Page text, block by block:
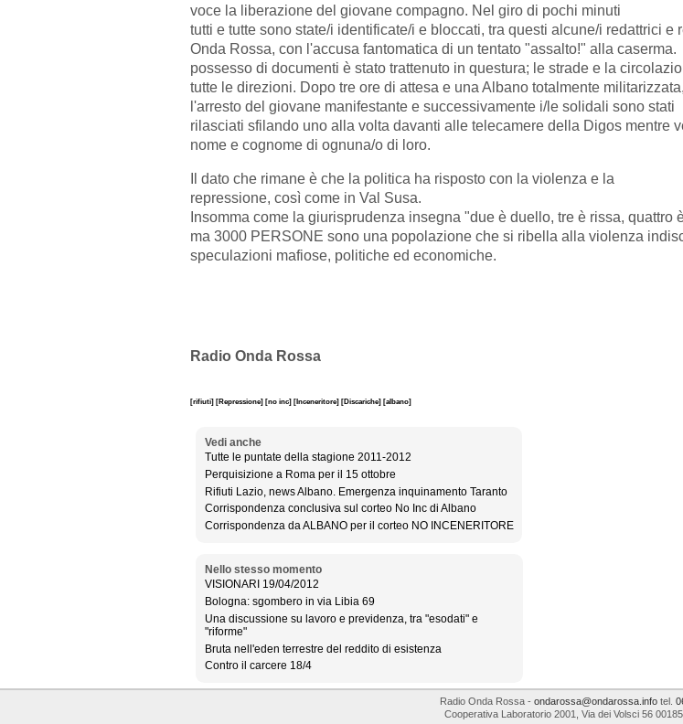
voce la liberazione del giovane compagno. Nel giro di pochi minuti
tutti e tutte sono state/i identificate/i e bloccati, tra questi alcune/i redattrici e
Onda Rossa, con l'accusa fantomatica di un tentato "assalto!" alla
possesso di documenti è stato trattenuto in questura; le strade e la
tutte le direzioni. Dopo tre ore di attesa e una Albano totalmente
l'arresto del giovane manifestante e successivamente i/le solidali sono stati
rilasciati sfilando uno alla volta davanti alle telecamere della Digos mentre
nome e cognome di ognuna/o di loro.
Il dato che rimane è che la politica ha risposto con la violenza e la
repressione, così come in Val Susa.
Insomma come la giurisprudenza insegna "due è duello, tre è rissa, quattro
ma 3000 PERSONE sono una popolazione che si ribella alla violenza
speculazioni mafiose, politiche ed economiche.
Radio Onda Rossa
[rifiuti] [Repressione] [no inc] [Inceneritore] [Discariche] [albano]
Vedi anche
Tutte le puntate della stagione 2011-2012
Perquisizione a Roma per il 15 ottobre
Rifiuti Lazio, news Albano. Emergenza inquinamento Taranto
Corrispondenza conclusiva sul corteo No Inc di Albano
Corrispondenza da ALBANO per il corteo NO INCENERITORE
Nello stesso momento
VISIONARI 19/04/2012
Bologna: sgombero in via Libia 69
Una discussione su lavoro e previdenza, tra "esodati" e
"riforme"
Bruta nell'eden terrestre del reddito di esistenza
Contro il carcere 18/4
Radio Onda Rossa- ondarossa@ondarossa.infotel.
Cooperativa Laboratorio 2001
Via dei Volsci 56 00185